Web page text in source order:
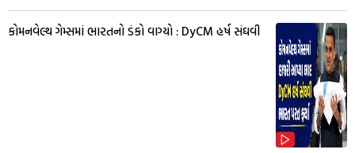
કોમનવેલ્થ ગેમ્સમાં ભારતનો ડંકો વાગ્યો : DyCM હર્ષ સંઘવી